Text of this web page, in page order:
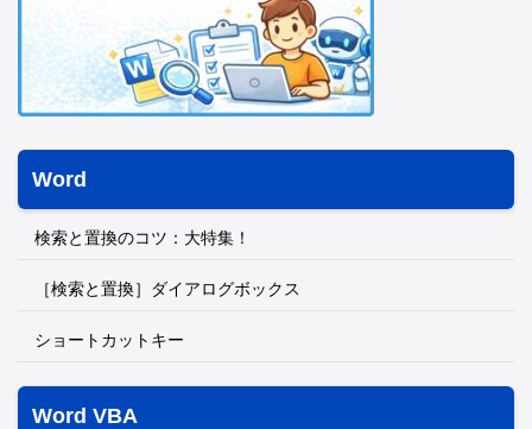
Word
検索と置換のコツ：大特集！
［検索と置換］ダイアログボックス
ショートカットキー
Word VBA